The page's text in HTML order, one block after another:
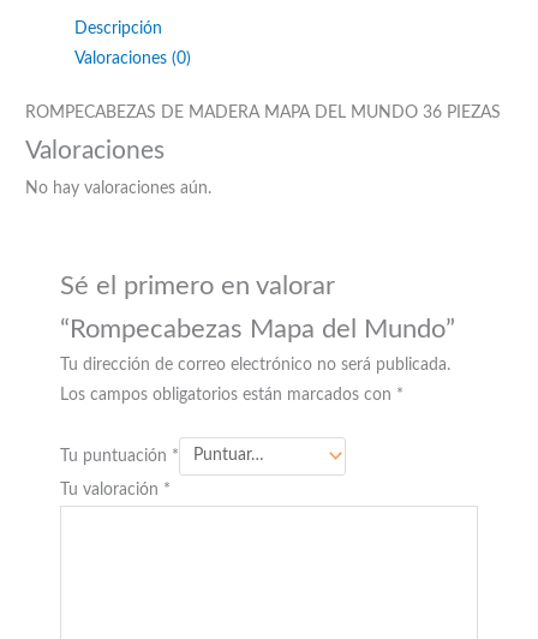
Descripción
Valoraciones (0)
ROMPECABEZAS DE MADERA MAPA DEL MUNDO 36 PIEZAS
Valoraciones
No hay valoraciones aún.
Sé el primero en valorar
“Rompecabezas Mapa del Mundo”
Tu dirección de correo electrónico no será publicada.
Los campos obligatorios están marcados con *
Tu puntuación *
Tu valoración *